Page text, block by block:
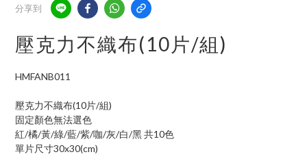
分享到
壓克力不織布(10片/組)
HMFANB011
壓克力不織布(10片/組)
固定顏色無法選色
紅/橘/黃/綠/藍/紫/咖/灰/白/黑 共10色
單片尺寸30x30(cm)